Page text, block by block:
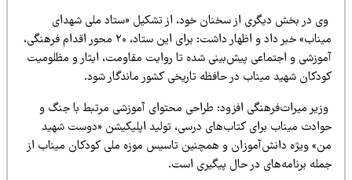
در بخش دیگری از سخنان خود، از تشکیل «ستاد ملی شهدای
میناب» خبر داد و اظهار داشت: برای این ستاد، ۲۰ محور اقدام فرهنگی،
و اجتماعی پیش‌بینی شده تا روایت مقاومت، ایثار و مظلومیت
شهید میناب در حافظه تاریخی کشور ماندگار شود.
میراث‌فرهنگی افزود: طراحی محتوای آموزشی مرتبط با جنگ و
میناب برای کتاب‌های درسی، تولید اپلیکیشن «دوست شهید
ویژه دانش‌آموزان و همچنین تاسیس موزه ملی کودکان میناب از
برنامه‌های در حال پیگیری است.